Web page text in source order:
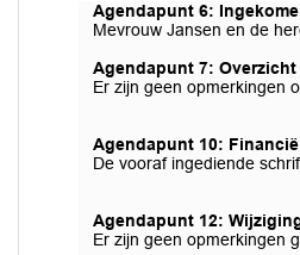
Agendapunt 6:
Mevrouw Jansen en de
Agendapunt 7:
Er zijn geen opmerkingen
Agendapunt 10:
De vooraf ingediende
Agendapunt 12:
Er zijn geen opmerkingen